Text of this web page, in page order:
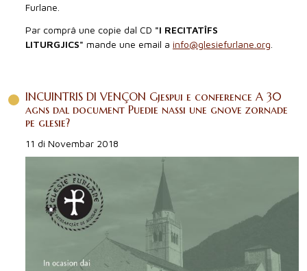
Furlane.
Par comprâ une copie dal CD "I RECITATÎFS
LITURGJICS" mande une email a info@glesiefurlane.org
INCUINTRIS DI VENÇON Gjespui e conference A 30
agns dal document Puedie nassi une gnove zornade
pe glesie?
11 di Novembar 2018